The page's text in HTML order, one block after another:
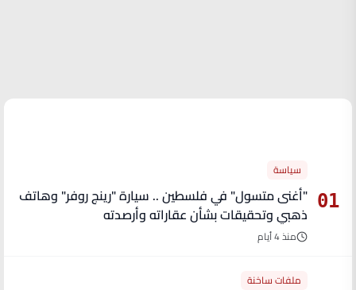
01
سياسة
"أغنى متسول" في فلسطين .. سيارة "رينج روفر" وهاتف
ذهبي وتحقيقات بشأن عقاراته وأرصدته
منذ 4 أيام
ملفات ساخنة